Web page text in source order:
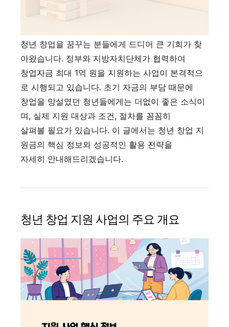
청년 창업을 꿈꾸는 분들에게 드디어 큰 기회가 찾
아왔습니다. 정부와 지방자치단체가 협력하여
창업자금 최대 1억 원을 지원하는 사업이 본격적으
로 시행되고 있습니다. 초기 자금의 부담 때문에
창업을 망설였던 청년들에게는 더없이 좋은 소식이
며, 실제 지원 대상과 조건, 절차를 꼼꼼히
살펴볼 필요가 있습니다. 이 글에서는 청년 창업 지
원금의 핵심 정보와 성공적인 활용 전략을
자세히 안내해드리겠습니다.
청년 창업 지원 사업의 주요 개요